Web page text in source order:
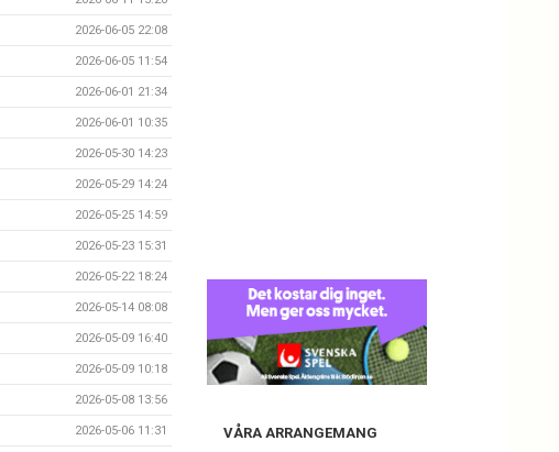
2026-06-05 22:08
2026-06-05 11:54
2026-06-01 21:34
2026-06-01 10:35
2026-05-30 14:23
2026-05-29 14:24
2026-05-25 14:59
2026-05-23 15:31
2026-05-22 18:24
2026-05-14 08:08
2026-05-09 16:40
2026-05-09 10:18
2026-05-08 13:56
2026-05-06 11:31 VÅRA ARRANGEMANG